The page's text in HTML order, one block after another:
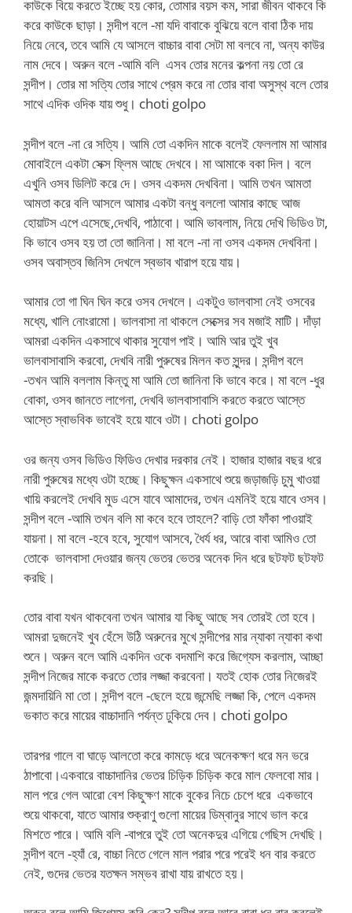
কাউকে বিয়ে করতে ইচ্ছে হয় কোর, তোমার বয়স কম, সারা জীবন থাকবে কি
করে কাউকে ছাড়া। সন্দীপ বলে -মা যদি বাবাকে বুঝিয়ে বলে বাবা ঠিক দায়
নিয়ে নেবে, তবে আমি যে আসলে বাচ্চার বাবা সেটা মা বলবে না, অন্য কাউর
নাম দেবে। অরুন বলে -আমি বলি এসব তোর মনের কল্পনা নয় তো রে
সন্দীপ। তোর মা সত্যি তোর সাথে প্রেম করে না তোর বাবা অসুস্থ বলে তোর
সাথে এদিক ওদিক যায় শুধু। choti golpo
সন্দীপ বলে -না রে সত্যি। আমি তো একদিন মাকে বলেই ফেললাম মা আমার
মোবাইলে একটা সেক্স ফ্লিম আছে দেখবে। মা আমাকে বকা দিল। বলে
এখুনি ওসব ডিলিট করে দে। ওসব একদম দেখবিনা। আমি তখন আমতা
আমতা করে বলি আসলে আমার একটা বন্ধু বললো আমার কাছে আজ
হোয়াটস এপে এসেছে,দেখবি, পাঠাবো। আমি ভাবলাম, নিয়ে দেখি ভিডিও টা,
কি ভাবে ওসব হয় তা তো জানিনা। মা বলে -না না ওসব একদম দেখবিনা।
ওসব অবাস্তব জিনিস দেখলে স্বভাব খারাপ হয়ে যায়।
আমার তো গা ঘিন ঘিন করে ওসব দেখলে। একটুও ভালবাসা নেই ওসবের
মধ্যে, খালি নোংরামো। ভালবাসা না থাকলে সেক্সের সব মজাই মাটি। দাঁড়া
আমরা একদিন একসাথে থাকার সুযোগ পাই। আমি আর তুই খুব
ভালবাসাবাসি করবো, দেখবি নারী পুরুষের মিলন কত সুন্দর। সন্দীপ বলে
-তখন আমি বললাম কিন্তু মা আমি তো জানিনা কি ভাবে করে। মা বলে -ধুর
বোকা, ওসব জানতে লাগেনা, দেখবি ভালবাসাবাসি করতে করতে আস্তে
আস্তে স্বাভবিক ভাবেই হয়ে যাবে ওটা। choti golpo
ওর জন্য ওসব ভিডিও ফিডিও দেখার দরকার নেই। হাজার হাজার বছর ধরে
নারী পুরুষের মধ্যে ওটা হচ্ছে। কিছুক্ষন একসাথে শুয়ে জড়াজড়ি চুমু খাওয়া
খায়ি করলেই দেখবি মুড এসে যাবে আমাদের, তখন এমনিই হয়ে যাবে ওসব।
সন্দীপ বলে -আমি তখন বলি মা কবে হবে তাহলে? বাড়ি তো ফাঁকা পাওয়াই
যায়না। মা বলে -হবে হবে, সুযোগ আসবে, ধৈর্য ধর, আরে বাবা আমিও তো
তোকে ভালবাসা দেওয়ার জন্য ভেতর ভেতর অনেক দিন ধরে ছটফট ছটফট
করছি।
তোর বাবা যখন থাকবেনা তখন আমার যা কিছু আছে সব তোরই তো হবে।
আমরা দুজনেই খুব হেঁসে উঠি অরুনের মুখে সন্দীপের মার ন্যাকা ন্যাকা কথা
শুনে। অরুন বলে আমি একদিন ওকে বদমাশি করে জিগ্যেস করলাম, আচ্ছা
সন্দীপ নিজের মাকে করতে তোর লজ্জা করবেনা। যতই হোক তোর নিজেরই
জন্মদায়িনি মা তো। সন্দীপ বলে -ছেলে হয়ে জন্মেছি লজ্জা কি, পেলে একদম
ভকাত করে মায়ের বাচ্চাদানি পর্যন্ত ঢুকিয়ে দেব। choti golpo
তারপর গালে বা ঘাড়ে আলতো করে কামড়ে ধরে অনেকক্ষণ ধরে মন ভরে
ঠাপাবো।একবারে বাচ্চাদানির ভেতর চিড়িক চিড়িক করে মাল ফেলবো মার।
মাল পরে গেল আরো বেশ কিছুক্ষণ মাকে বুকের নিচে চেপে ধরে একভাবে
শুয়ে থাকবো, যাতে আমার শুক্রাণু গুলো মায়ের ডিম্বানুর সাথে ভাল করে
মিশতে পারে। আমি বলি -বাপরে তুই তো অনেকদুর এগিয়ে গেছিস দেখছি।
সন্দীপ বলে -হ্যাঁ রে, বাচ্চা নিতে গেলে মাল পরার পরে পরেই ধন বার করতে
নেই, গুদের ভেতর যতক্ষন সম্ভব রাখা যায় রাখতে হয়।